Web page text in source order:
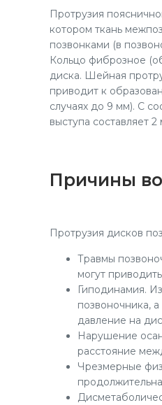
Протрузия
котором ткань
позвонками (в
Кольцо фиброзное
диска. Шейная
приводит к
случаях до 9 мм). С
выступа составляет
Причины
Протрузия дисков
Травмы
могут
Гиподинамия.
позвоночника,
давление на
Нарушение
расстояние
Чрезмерные